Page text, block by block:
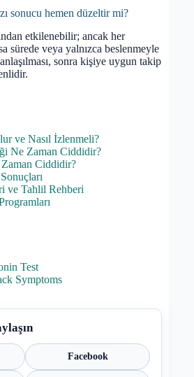
sonucu hemen düzeltir mi?
etkilenebilir; ancak her
sürede veya yalnızca beslenmeyle
sonra kişiye uygun takip
ve Nasıl İzlenmeli?
Ne Zaman Ciddidir?
Ciddidir?
ve Tahlil Rehberi
Test
Symptoms
Facebook